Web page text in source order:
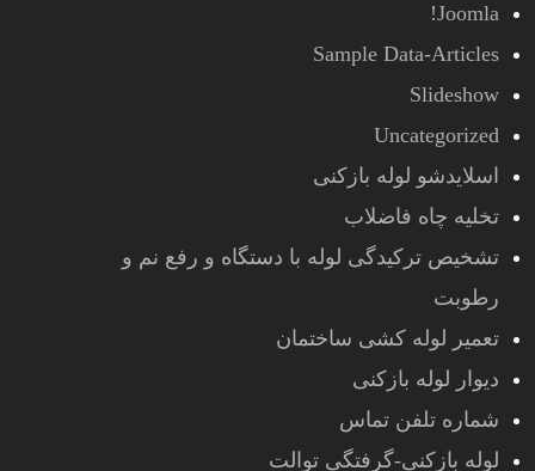
Joomla!
Sample Data-Articles
Slideshow
Uncategorized
اسلایدشو لوله بازکنی
تخلیه چاه فاضلاب
تشخیص ترکیدگی لوله با دستگاه و رفع نم و
رطوبت
تعمیر لوله کشی ساختمان
دیوار لوله بازکنی
شماره تلفن تماس
لوله بازکنی-گرفتگی توالت